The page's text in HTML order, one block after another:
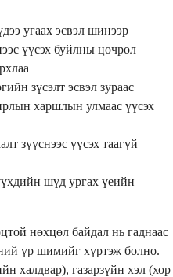
угаах эсвэл шинээр
үүсэх буйлны цочрол
зүсэлт эсвэл зураас
харшлын улмаас үүсэх
зүүснээс үүсэх таагүй
шүд ургах үеийн
нөхцөл байдал нь гаднаас
үр шимийг хүртэж болно.
халдвар), газарзүйн хэл (хор